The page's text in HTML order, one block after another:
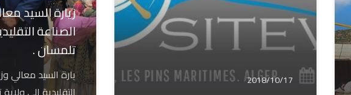
2018/10/17
زيارة السيد
الصناعة
تلمسان .
يارة السيد معالي